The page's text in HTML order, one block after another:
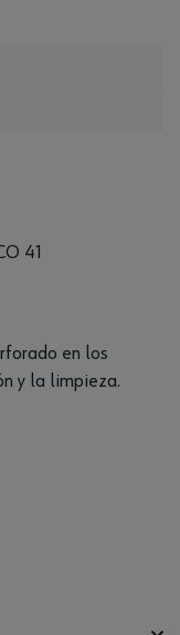
41
en los
y la limpieza.